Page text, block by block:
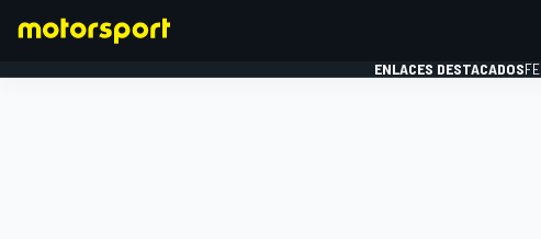
ENLACES DESTACADOS